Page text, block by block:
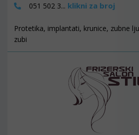
051 502 3... klikni za broj
Protetika, implantati, krunice, zubne
zubi